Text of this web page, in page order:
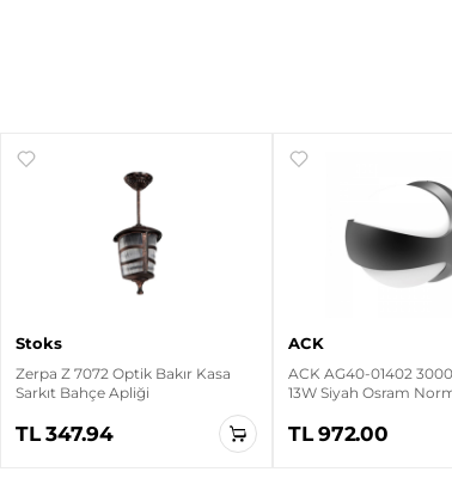
Stoks
Zerpa Z 7072 Optik Bakır Kasa
Sarkıt Bahçe Apliği
TL 347.94
ACK
ACK AG40-01402
13W Siyah Osram
TL 972.00